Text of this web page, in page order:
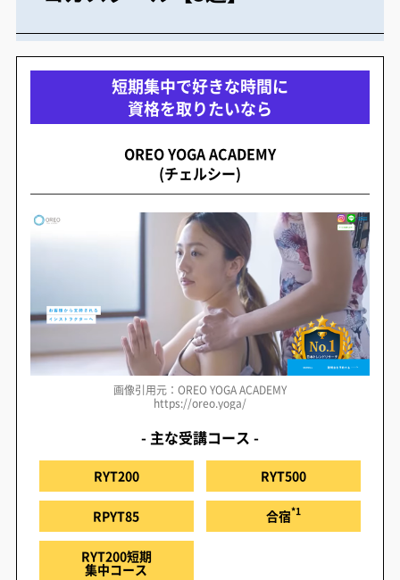
短期集中で好きな時間に
資格を取りたいなら
OREO YOGA ACADEMY
(チェルシー)
画像引用元：OREO YOGA ACADEMY
https://oreo.yoga/
- 主な受講コース -
RYT200 RYT500
RPYT85 合宿*1
RYT200短期
集中コース